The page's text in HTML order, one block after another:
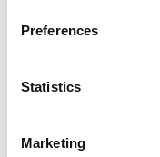
Preferences
Statistics
Marketing
senare visat sig
de första som
som
patienter med
att identifiera